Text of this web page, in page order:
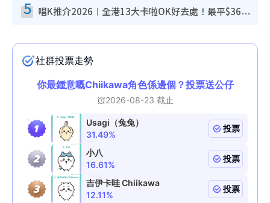
5 唱K推介2026︱全港13大卡啦OK好去處！最平$36起 日文K都有！(附地址+收費詳情)